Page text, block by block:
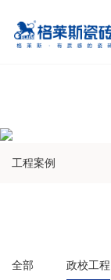
黄瓜影院污在线观看,
工程案例
全部 政校工程